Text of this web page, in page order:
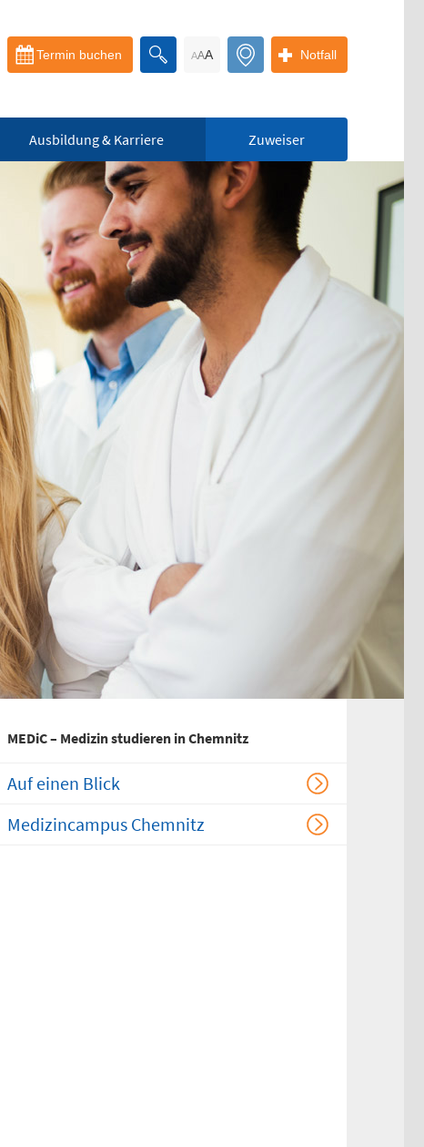
Termin buchen AAA Notfall
Bereitschaftspraxis
der KVS
Allgemeinmedizinischer
Behandlungsbereich
Augenärztlicher
Behandlungsbereich
Chirurgischer
Behandlungsbereich
Flemmingstraße 4, Haus B
(Zugang über Seiteneingang
weitere Informationen unter:
bereitschaftspraxen.116117.de
Ausbildung & Karriere Zuweiser
MEDiC – Medizin studieren in Chemnitz
Auf einen Blick
Medizincampus Chemnitz